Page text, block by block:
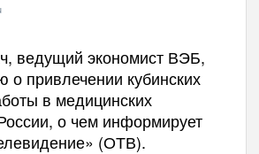
ведущий экономист ВЭБ,
о привлечении кубинских
в медицинских
о чем информирует
(ОТВ).